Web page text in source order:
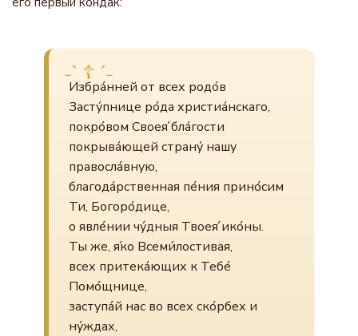
Избра́нней от всех родо́в
Засту́пнице ро́да христиа́нскаго,
покро́вом Своея́ бла́гости
покрыва́ющей страну́ нашу
правосла́вную,
благода́рственная пе́ния прино́сим
Ти, Богоро́дице,
о явле́нии чу́дныя Твоея́ ико́ны.
Ты же, я́ко Всеми́лостивая,
всех притека́ющих к Тебе́
Помо́щнице,
заступа́й нас во всех ско́рбех и
ну́ждах,